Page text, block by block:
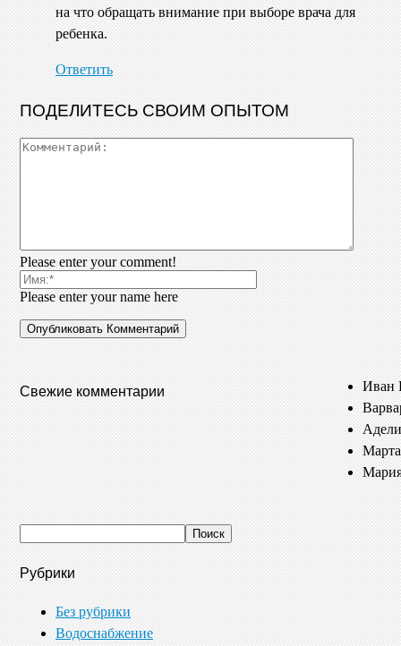
на что обращать внимание при выборе врача для
ребенка.
Ответить
ПОДЕЛИТЕСЬ СВОИМ ОПЫТОМ
Please enter your comment!
Please enter your name here
Свежие комментарии
Иван
Марта
Рубрики
Без рубрики
Водоснабжение